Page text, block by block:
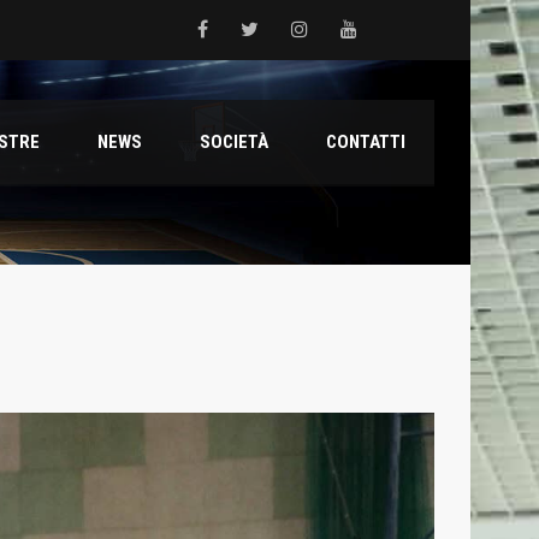
del Grifone nel territorio
Reyer
NEWS SOCIETÀ CONTATTI